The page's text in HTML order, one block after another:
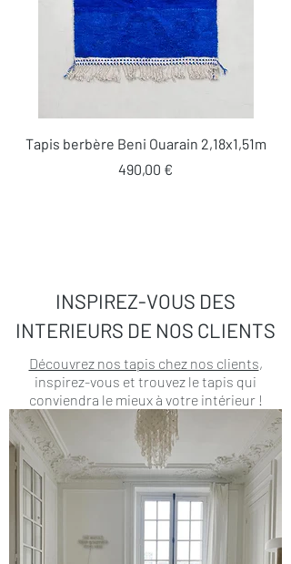
Tapis berbère Beni Ouarain 2,18x1,51m
Prix
490,00 €
INSPIREZ-VOUS DES
INTERIEURS DE NOS CLIENTS
Découvrez nos tapis chez nos clients,
inspirez-vous et trouvez le tapis qui
conviendra le mieux à votre intérieur !